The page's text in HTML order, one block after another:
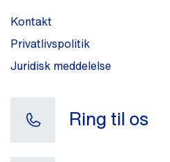
Kontakt
Privatlivspolitik
Juridisk meddelelse
Ring til os